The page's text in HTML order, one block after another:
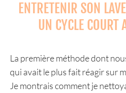
ENTRETENIR SON
UN CYCLE COURT
La première méthode dont
qui avait le plus fait réagir sur
Je montrais comment je